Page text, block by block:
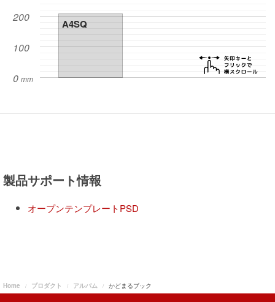
製品サポート情報
オープンテンプレートPSD
Home プロダクト アルバム かどまるブック